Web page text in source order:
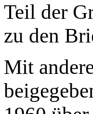
Teil der
zu den
Mit